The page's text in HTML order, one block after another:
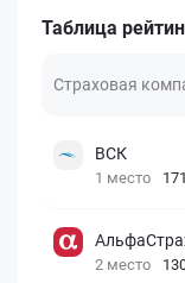
Таблица
Страховая
ВСК
1 место
2 место